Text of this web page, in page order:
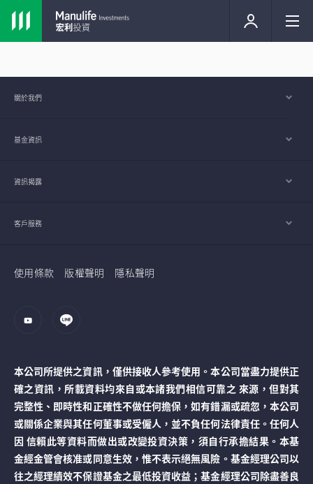
關於我們
基金資訊
資訊揭露
客戶服務
使用條款 版權聲明 隱私聲明
本公司所提供之資訊，僅供接收人參考使用。本公司當盡力提供正
確之資訊，所載資料均來自或本諸我們相信可靠之 來源，但對其
完整性、即時性和正確性不做任何擔保，如有錯漏或疏忽，本公司
或關係企業與其任何董事或受僱人，並不負任何法律責任。任何人
因 信賴此等資料而做出或改變投資決策，須自行承擔結果。本基
金經金管會核准或同意生效，惟不表示絕無風險。基金經理公司以
往之經理績效不保證基金之最低投資收益；基金經理公司除盡善良